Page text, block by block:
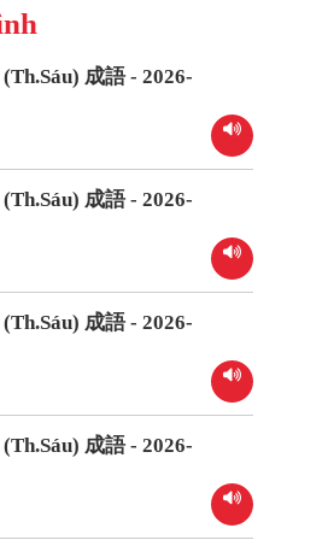
成語 - 2026-
成語 - 2026-
成語 - 2026-
成語 - 2026-